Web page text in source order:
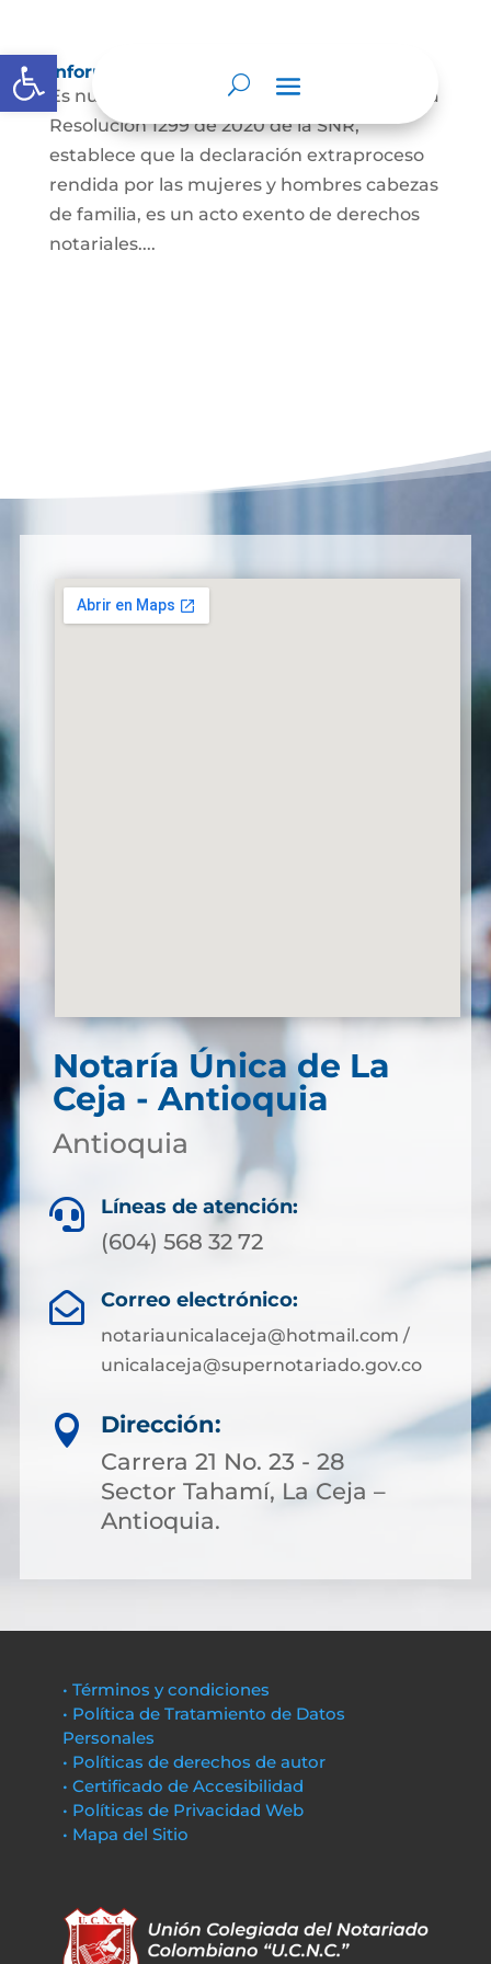
Abrir barra de herramientas
Información para Mujeres.
Es nuestro deber informarle lo siguiente: La
Resolución 1299 de 2020 de la SNR,
establece que la declaración extraproceso
rendida por las mujeres y hombres cabezas
de familia, es un acto exento de derechos
notariales....
Notaría Única de La
Ceja - Antioquia
Antioquia
 Líneas de atención:
(604) 568 32 72
 Correo electrónico:
notariaunicalaceja@hotmail.com /
unicalaceja@supernotariado.gov.co

Dirección:
Carrera 21 No. 23 - 28
Sector Tahamí, La Ceja –
Antioquia.
• Términos y condiciones
• Política de Tratamiento de Datos
Personales
• Políticas de derechos de autor
• Certificado de Accesibilidad
• Políticas de Privacidad Web
• Mapa del Sitio